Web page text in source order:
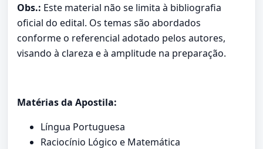
Obs.: Este material não se limita à bibliografia
oficial do edital. Os temas são abordados
conforme o referencial adotado pelos autores,
visando à clareza e à amplitude na preparação.
Matérias da Apostila:
Língua Portuguesa
Raciocínio Lógico e Matemática